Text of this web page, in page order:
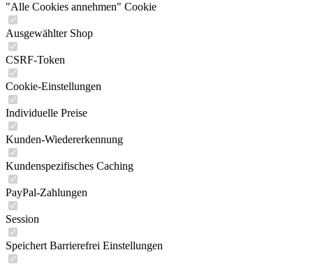
"Alle Cookies annehmen" Cookie
Ausgewählter Shop
CSRF-Token
Cookie-Einstellungen
Individuelle Preise
Kunden-Wiedererkennung
Kundenspezifisches Caching
PayPal-Zahlungen
Session
Speichert Barrierefrei Einstellungen